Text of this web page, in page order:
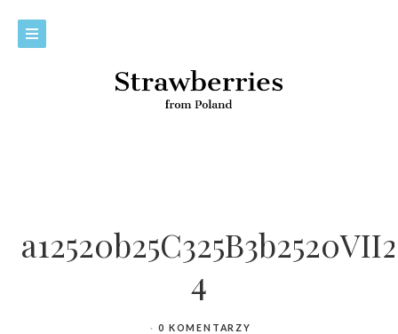
4
0 KOMENTARZY